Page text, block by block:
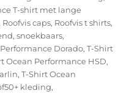
T-shirt met lange
Roofvis caps, Roofvis t shirts,
,snoekbaars,
Dorado,T-Shirt
Ocean Performance HSD,
,T-Shirt Ocean
kleding,